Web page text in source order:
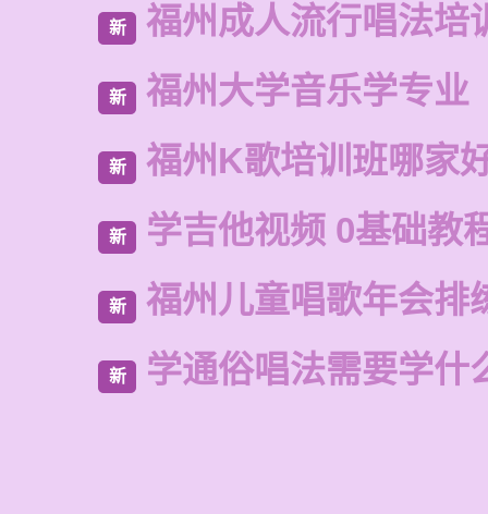
新 福州成人流行唱法培
新 福州大学音乐学专业
新 福州K歌培训班哪家
新 学吉他视频 0基础教
新 福州儿童唱歌年会排
新 学通俗唱法需要学什